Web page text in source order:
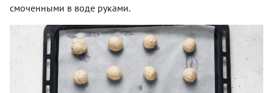
смоченными в воде руками.